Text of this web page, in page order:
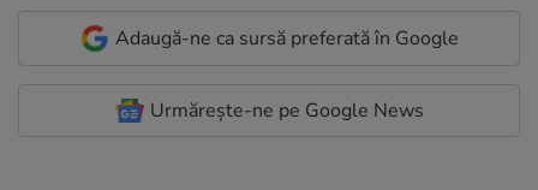
Adaugă-ne ca sursă preferată în Google
Urmărește-ne pe Google News